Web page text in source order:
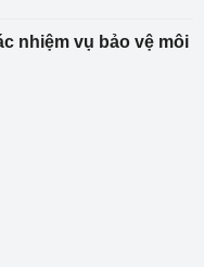
nhiệm vụ bảo vệ môi